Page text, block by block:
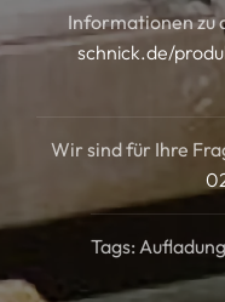
Informationen zu
schnick.de/
Wir sind für Ihre
Tags: Aufladung